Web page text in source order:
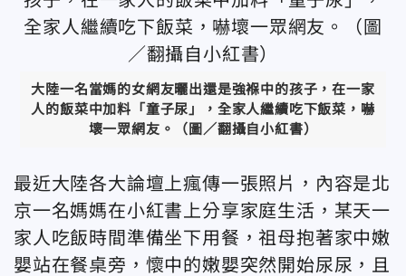
大陸一名當媽的女網友曬出還是強褓中的孩子，在一家
人的飯菜中加料「童子尿」，全家人繼續吃下飯菜，嚇
壞一眾網友。（圖／翻攝自小紅書）
最近大陸各大論壇上瘋傳一張照片，內容是北
京一名媽媽在小紅書上分享家庭生活，某天一
家人吃飯時間準備坐下用餐，祖母抱著家中嫩
嬰站在餐桌旁，懷中的嫩嬰突然開始尿尿，且